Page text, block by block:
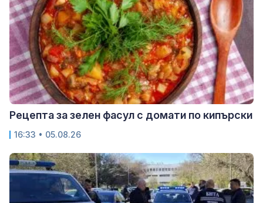
Рецепта за зелен фасул с домати по кипърски
16:33 • 05.08.26